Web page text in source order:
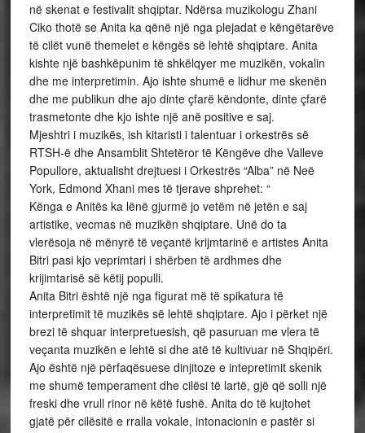
në skenat e festivalit shqiptar. Ndërsa muzikologu Zhani
Ciko thotë se Anita ka qënë një nga plejadat e këngëtarëve
të cilët vunë themelet e këngës së lehtë shqiptare. Anita
kishte një bashkëpunim të shkëlqyer me muzikën, vokalin
dhe me interpretimin. Ajo ishte shumë e lidhur me skenën
dhe me publikun dhe ajo dinte çfarë këndonte, dinte çfarë
trasmetonte dhe kjo ishte një anë positive e saj.
Mjeshtri i muzikës, ish kitaristi i talentuar i orkestrës së
RTSH-ë dhe Ansamblit Shtetëror të Këngëve dhe Valleve
Popullore, aktualisht drejtuesi i Orkestrës “Alba” në Neë
York, Edmond Xhani mes të tjerave shprehet: “
Kënga e Anitës ka lënë gjurmë jo vetëm në jetën e saj
artistike, vecmas në muzikën shqiptare. Unë do ta
vlerësoja në mënyrë të veçantë krijmtarinë e artistes Anita
Bitri pasi kjo veprimtari i shërben të ardhmes dhe
krijimtarisë së këtij populli.
Anita Bitri është një nga figurat më të spikatura të
interpretimit të muzikës së lehtë shqiptare. Ajo i përket një
brezi të shquar interpretuesish, që pasuruan me vlera të
veçanta muzikën e lehtë si dhe atë të kultivuar në Shqipëri.
Ajo është një përfaqësuese dinjitoze e intepretimit skenik
me shumë temperament dhe cilësi të lartë, gjë që solli një
freski dhe vrull rinor në këtë fushë. Anita do të kujtohet
gjatë për cilësitë e rralla vokale, intonacionin e pastër si